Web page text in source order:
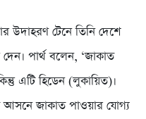
উদাহরণ টেনে তিনি দেশে
দেন। পার্থ বলেন, ‘জাকাত
এটি হিডেন (লুকায়িত)।
আসনে জাকাত পাওয়ার যোগ্য